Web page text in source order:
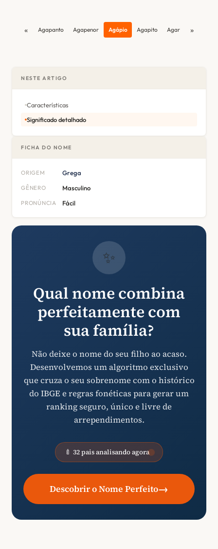
« Agapanto Agapenor Agápio Agapito Agar »
NESTE ARTIGO
Características
Significado detalhado
FICHA DO NOME
ORIGEM Grega
GÊNERO Masculino
PRONÚNCIA Fácil
✨
Qual nome combina
perfeitamente com
sua família?
Não deixe o nome do seu filho ao acaso.
Desenvolvemos um algoritmo exclusivo
que cruza o seu sobrenome com o histórico
do IBGE e regras fonéticas para gerar um
ranking seguro, único e livre de
arrependimentos.
🍼 32 pais analisando agora
Descobrir o Nome Perfeito→